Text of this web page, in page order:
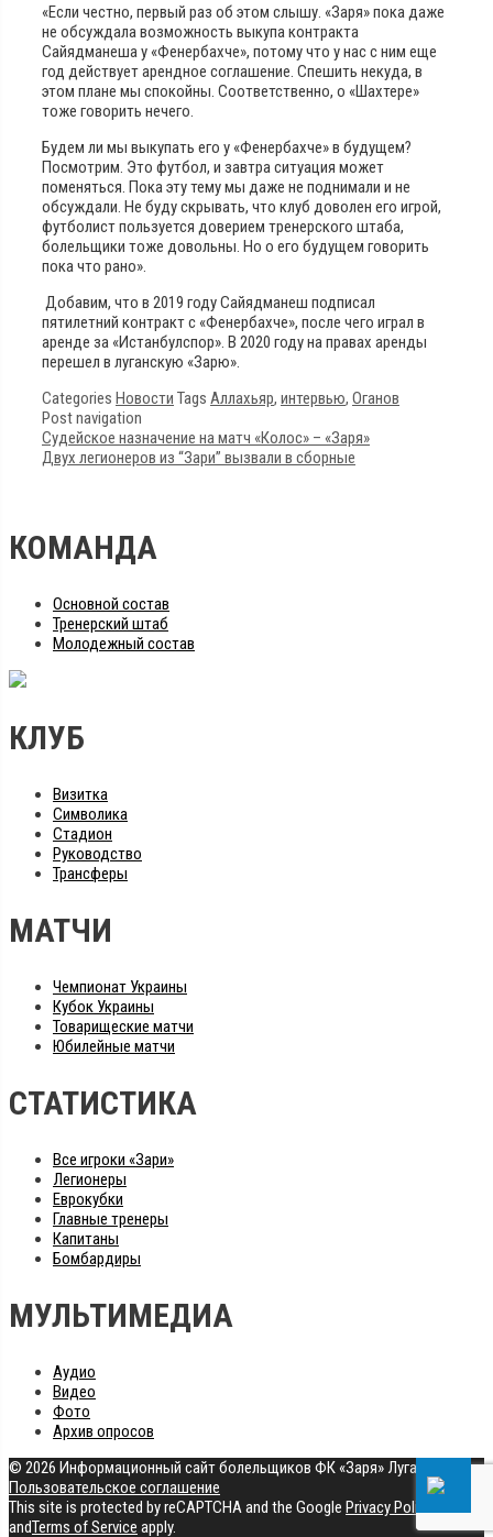
«Если честно, первый раз об этом слышу. «Заря» пока даже
не обсуждала возможность выкупа контракта
Сайядманеша у «Фенербахче», потому что у нас с ним еще
год действует арендное соглашение. Спешить некуда, в
этом плане мы спокойны. Соответственно, о «Шахтере»
тоже говорить нечего.
Будем ли мы выкупать его у «Фенербахче» в будущем?
Посмотрим. Это футбол, и завтра ситуация может
поменяться. Пока эту тему мы даже не поднимали и не
обсуждали. Не буду скрывать, что клуб доволен его игрой,
футболист пользуется доверием тренерского штаба,
болельщики тоже довольны. Но о его будущем говорить
пока что рано».
Добавим, что в 2019 году Сайядманеш подписал
пятилетний контракт с «Фенербахче», после чего играл в
аренде за «Истанбулспор». В 2020 году на правах аренды
перешел в луганскую «Зарю».
Categories Новости Tags Аллахьяр, интервью, Оганов
Post navigation
Судейское назначение на матч «Колос» – «Заря»
Двух легионеров из “Зари” вызвали в сборные
КОМАНДА
Основной состав
Тренерский штаб
Молодежный состав
КЛУБ
Визитка
Символика
Стадион
Руководство
Трансферы
МАТЧИ
Чемпионат Украины
Кубок Украины
Товарищеские матчи
Юбилейные матчи
СТАТИСТИКА
Все игроки «Зари»
Легионеры
Еврокубки
Главные тренеры
Капитаны
Бомбардиры
МУЛЬТИМЕДИА
Аудио
Видео
Фото
Архив опросов
© 2026 Информационный сайт болельщиков ФК «Заря» Луганск
Пользовательское соглашение
This site is protected by reCAPTCHA and the Google Privacy Policy
andTerms of Service apply.